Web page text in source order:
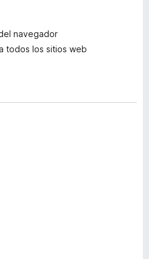
navegador
todos los sitios web